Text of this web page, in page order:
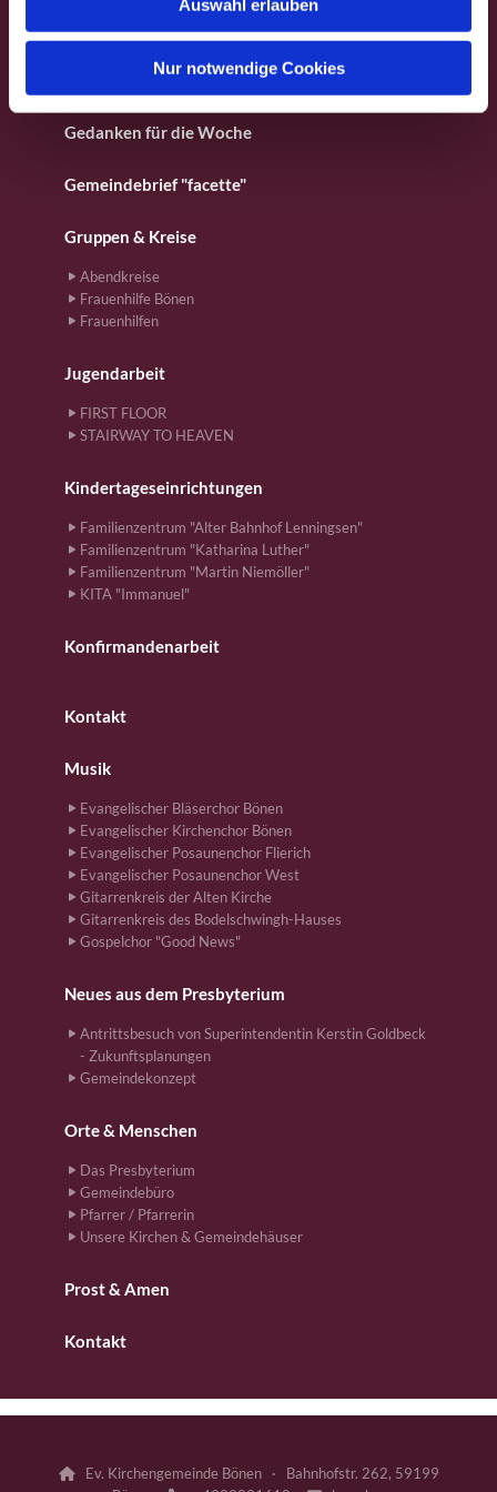
Auswahl erlauben
Nur notwendige Cookies
Für Kinder
Gedanken für die Woche
Gemeindebrief "facette"
Gruppen & Kreise
Abendkreise
Frauenhilfe Bönen
Frauenhilfen
Jugendarbeit
FIRST FLOOR
STAIRWAY TO HEAVEN
Kindertageseinrichtungen
Familienzentrum "Alter Bahnhof Lenningsen"
Familienzentrum "Katharina Luther"
Familienzentrum "Martin Niemöller"
KITA "Immanuel"
Konfirmandenarbeit
Kontakt
Musik
Evangelischer Bläserchor Bönen
Evangelischer Kirchenchor Bönen
Evangelischer Posaunenchor Flierich
Evangelischer Posaunenchor West
Gitarrenkreis der Alten Kirche
Gitarrenkreis des Bodelschwingh-Hauses
Gospelchor "Good News"
Neues aus dem Presbyterium
Antrittsbesuch von Superintendentin Kerstin Goldbeck
- Zukunftsplanungen
Gemeindekonzept
Orte & Menschen
Das Presbyterium
Gemeindebüro
Pfarrer / Pfarrerin
Unsere Kirchen & Gemeindehäuser
Prost & Amen
Kontakt
Ev. Kirchengemeinde Bönen · Bahnhofstr. 262, 59199